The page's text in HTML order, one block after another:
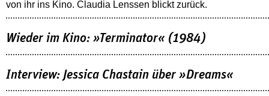
von ihr ins Kino. Claudia Lenssen blickt zurück.
Wieder im Kino: »Terminator« (1984)
Interview: Jessica Chastain über »Dreams«